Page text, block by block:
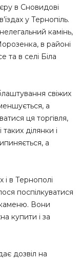
в Сновидові
у Тернопіль.
камінь,
в районі
та в селі Біла
свіжих
а
ця торгівля,
ділянки і
а
і в Тернополі
поспілкуватися
Вони
купити і за
дозвіл на